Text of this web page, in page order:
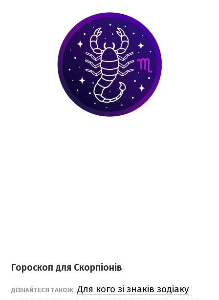
Гороскоп для Скорпіонів
ДІЗНАЙТЕСЯ ТАКОЖ Для кого зі знаків зодіаку